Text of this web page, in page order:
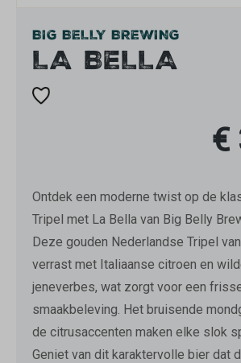
BIG BELLY BREWING
LA BELLA
€
Ontdek een moderne twist op de
Tripel met La Bella van Big Belly
Deze gouden Nederlandse Tripel
verrast met Italiaanse citroen en
jeneverbes, wat zorgt voor een
smaakbeleving. Het bruisende
de citrusaccenten maken elke slok
Geniet van dit karaktervolle bier dat